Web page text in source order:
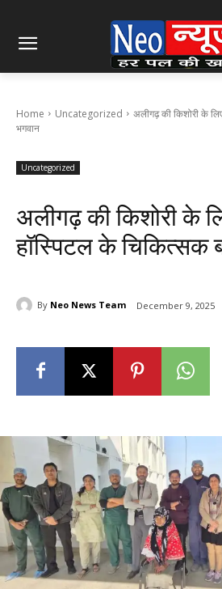
Home Uncategorized
अलीगढ़ की किशोरी के
भगवान
Uncategorized
अलीगढ़ की किशोरी के
हॉस्पिटल के चिकित्सक
By Neo News Team December 9, 2025